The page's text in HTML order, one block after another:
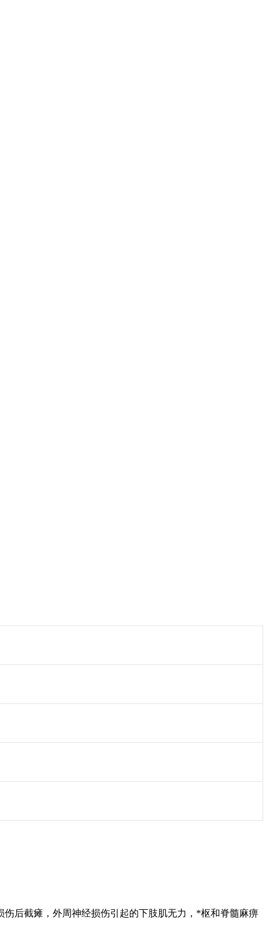
后截瘫，外周神经损伤引起的下肢肌无力， *枢和脊髓麻痹